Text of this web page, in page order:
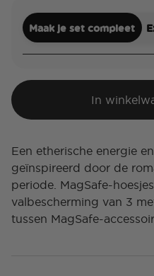
Maak je set compleet
In
Een etherische energie
geïnspireerd door de
periode. MagSafe-
valbescherming van 3
tussen MagSafe-